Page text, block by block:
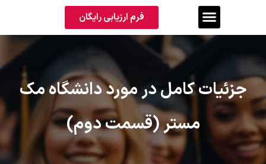
فرم ارزیابی رایگان
جزئیات کامل در مورد دانشگاه مک
مستر (قسمت دوم)